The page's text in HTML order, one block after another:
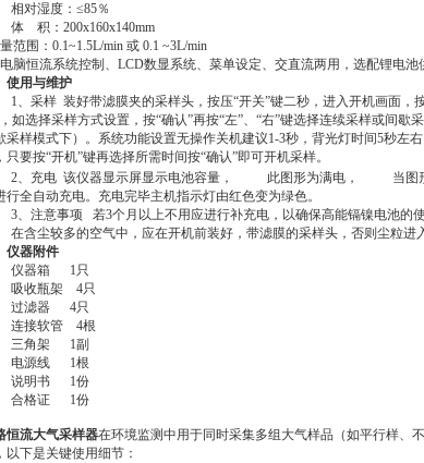
相对湿度：≤85％
体 积：200x160x140mm
范围：0.1~1.5L/min 或 0.1 ~3L/min
脑恒流系统控制、LCD数显系统、菜单设定、交直流两用，选配锂电池
使用与维护
1、采样 装好带滤膜夹的采样头，按压“开关”键二秒，进入开机画面，
如选择采样方式设置，按“确认”再按“左”、“右”键选择连续采样或间
采样模式下）。系统功能设置无操作关机建议1-3秒，背光灯时间5秒左
只要按“开机”键再选择所需时间按“确认”即可开机采样。
2、充电 该仪器显示屏显示电池容量，
此图形为满电，
当图
行全自动充电。充电完毕主机指示灯由红色变为绿色。
3、注意事项 若3个月以上不用应进行补充电，以确保高能镉镍电池的使
在含尘较多的空气中，应在开机前装好，带滤膜的采样头，否则尘粒进
仪器附件
仪器箱 1只
吸收瓶架 4只
过滤器 4只
连接软管 4根
三角架 1副
电源线 1根
说明书 1份
合格证 1份
恒流大气采样器在环境监测中用于同时采集多组大气样品（如平行样、
以下是关键使用细节：